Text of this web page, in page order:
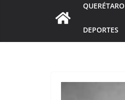
QUERÉTARO
DEPORTES